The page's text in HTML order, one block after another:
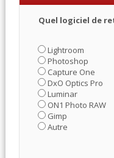
Quel logiciel de
Lightroom
Photoshop
Capture One
DxO Optics Pro
Luminar
ON1 Photo RAW
Gimp
Autre